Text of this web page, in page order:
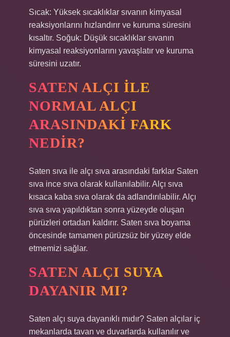
Sıcak: Yüksek sıcaklıklar sıvanın kimyasal
reaksiyonlarını hızlandırır ve kuruma süresini
kısaltır. Soğuk: Düşük sıcaklıklar sıvanın
kimyasal reaksiyonlarını yavaşlatır ve kuruma
süresini uzatır.
SATEN ALÇI ILE
NORMAL ALÇI
ARASINDAKI FARK
NEDIR?
Saten sıva ile alçı sıva arasındaki farklar Saten
sıva ince sıva olarak kullanılabilir. Alçı sıva
kısaca kaba sıva olarak da adlandırılabilir. Alçı
sıva sıva yapıldıktan sonra yüzeyde oluşan
pürüzleri ortadan kaldırır. Saten sıva boyama
öncesinde tamamen pürüzsüz bir yüzey elde
etmemizi sağlar.
SATEN ALÇI SUYA
DAYANIR MI?
Saten alçı suya dayanıklı mıdır? Saten alçılar iç
mekanlarda tavan ve duvarlarda kullanılır ve